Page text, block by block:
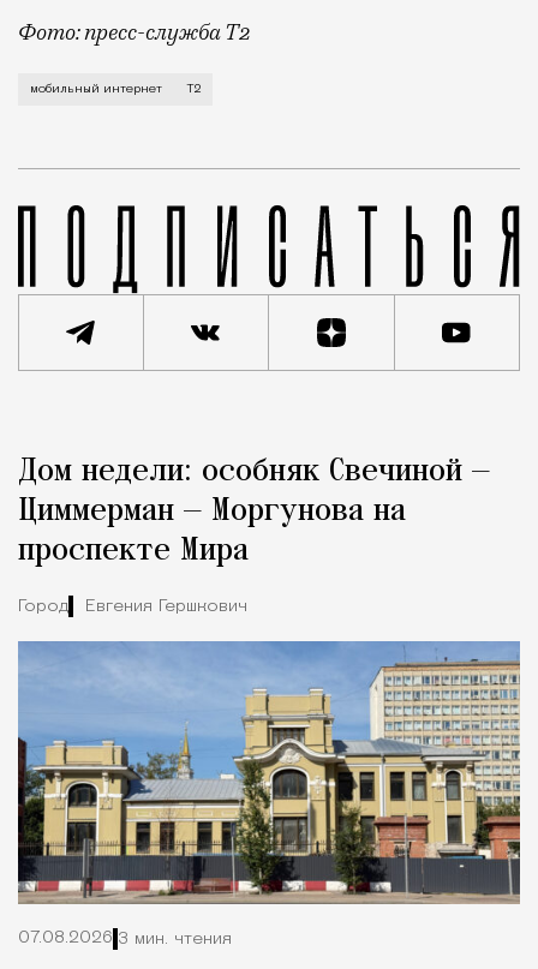
Фото: пресс-служба Т2
Мобильный оператор Т2 завершил работы по
мобильный интернет Т2
Город
Дом недели: особняк Свечиной —
Циммерман — Моргунова на
проспекте Мира
Город Евгения Гершкович
07.08.2026 3 мин. чтения